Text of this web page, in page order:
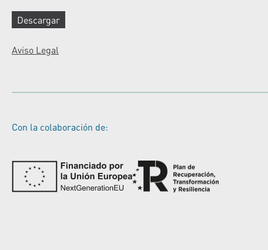
Descargar
Aviso Legal
Con la colaboración de: